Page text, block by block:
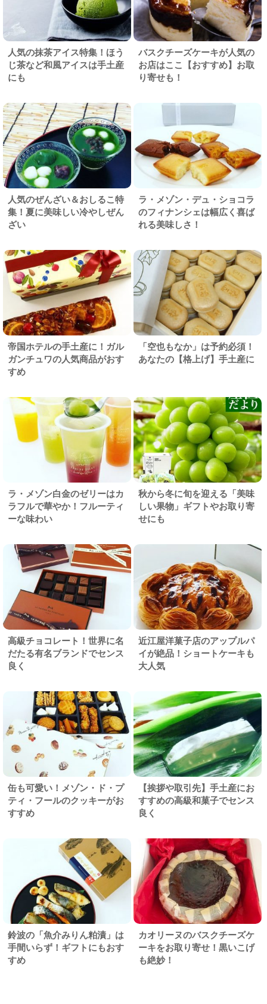
人気の抹茶アイス特集！ほう
じ茶など和風アイスは手土産
にも
バスクチーズケーキが人気の
お店はここ【おすすめ】お取
り寄せも！
人気のぜんざい＆おしるこ特
集！夏に美味しい冷やしぜん
ざい
ラ・メゾン・デュ・ショコラ
のフィナンシェは幅広く喜ば
れる美味しさ！
帝国ホテルの手土産に！ガル
ガンチュワの人気商品がおす
すめ
「空也もなか」は予約必須！
あなたの【格上げ】手土産に
ラ・メゾン白金のゼリーはカ
ラフルで華やか！フルーティ
ーな味わい
秋から冬に旬を迎える「美味
しい果物」ギフトやお取り寄
せにも
高級チョコレート！世界に名
だたる有名ブランドでセンス
良く
近江屋洋菓子店のアップルパ
イが絶品！ショートケーキも
大人気
缶も可愛い！メゾン・ド・プ
ティ・フールのクッキーがお
すすめ
【挨拶や取引先】手土産にお
すすめの高級和菓子でセンス
良く
鈴波の「魚介みりん粕漬」は
手間いらず！ギフトにもおす
すめ
カオリーヌのバスクチーズケ
ーキをお取り寄せ！黒いこげ
も絶妙！